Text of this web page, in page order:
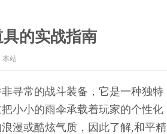
的实战指南
本站
寻常的战斗装备，它是一种独特
小小的雨伞承载着玩家的个性化
漫或酷炫气质，因此了解,和平精